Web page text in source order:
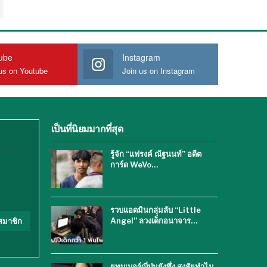
on Youtube
Instagram
Join us on Instagram
มาชิก
เป็นที่นิยมมากที่สุด
รู้จัก “แฟรงค์ ณัฐนนท์” อดีต
การ์ด WeVo…
รวบแอดมินกลุ่มลับ “Little
Angel” ลวงเด็กอนาจาร…